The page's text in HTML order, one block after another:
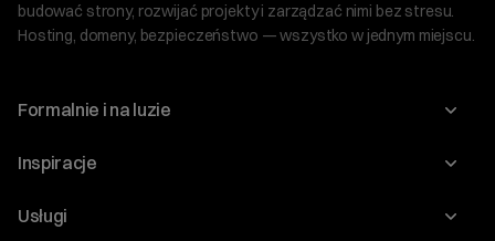
budować strony, rozwijać projekty i zarządzać nimi bez stresu.
Hosting, domeny, bezpieczeństwo — wszystko w jednym miejscu.
Formalnie i na luzie
O nas
Program Korzyści dla Inwestorów
Inspiracje
Blog
Usługi